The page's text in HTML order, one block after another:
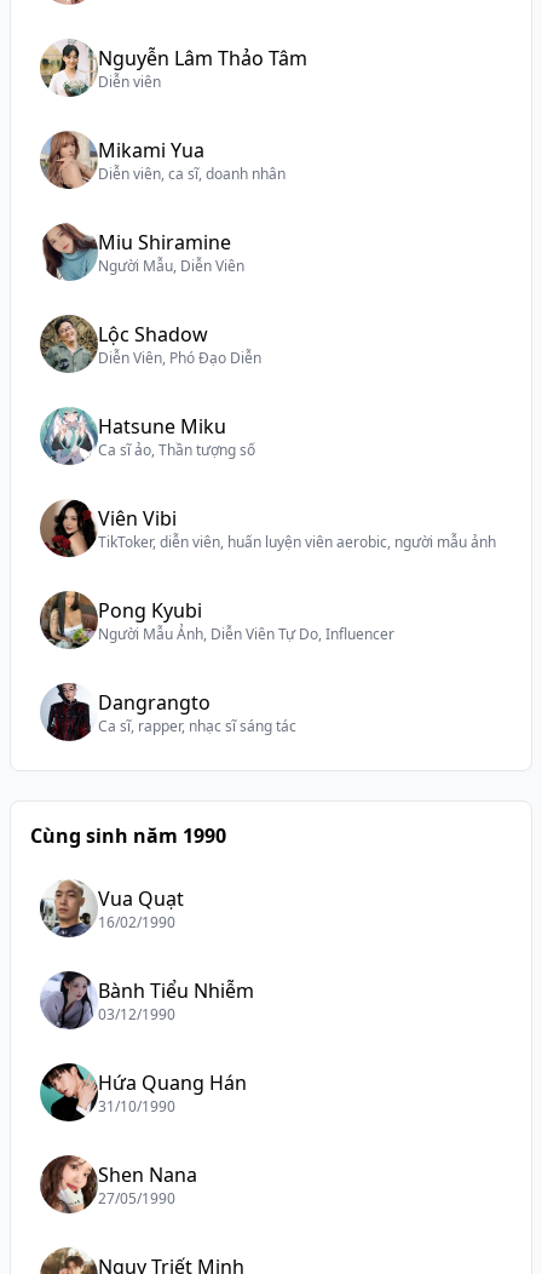
Nguyễn Lâm Thảo Tâm
Diễn viên
Mikami Yua
Diễn viên, ca sĩ, doanh nhân
Miu Shiramine
Người Mẫu, Diễn Viên
Lộc Shadow
Diễn Viên, Phó Đạo Diễn
Hatsune Miku
Ca sĩ ảo, Thần tượng số
Viên Vibi
TikToker, diễn viên, huấn luyện viên aerobic, người mẫu ảnh
Pong Kyubi
Người Mẫu Ảnh, Diễn Viên Tự Do, Influencer
Dangrangto
Ca sĩ, rapper, nhạc sĩ sáng tác
Cùng sinh năm 1990
Vua Quạt
16/02/1990
Bành Tiểu Nhiễm
03/12/1990
Hứa Quang Hán
31/10/1990
Shen Nana
27/05/1990
Ngụy Triết Minh